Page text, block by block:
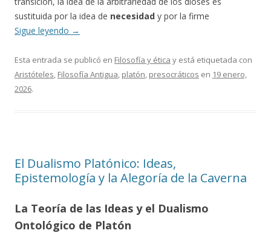
sustituida por la idea de necesidad y por la firme
Sigue leyendo →
Esta entrada se publicó en Filosofía y ética y está etiquetada con
Aristóteles, Filosofía Antigua, platón, presocráticos en 19 enero,
2026.
El Dualismo Platónico: Ideas,
Epistemología y la Alegoría de la Caverna
La Teoría de las Ideas y el Dualismo
Ontológico de Platón